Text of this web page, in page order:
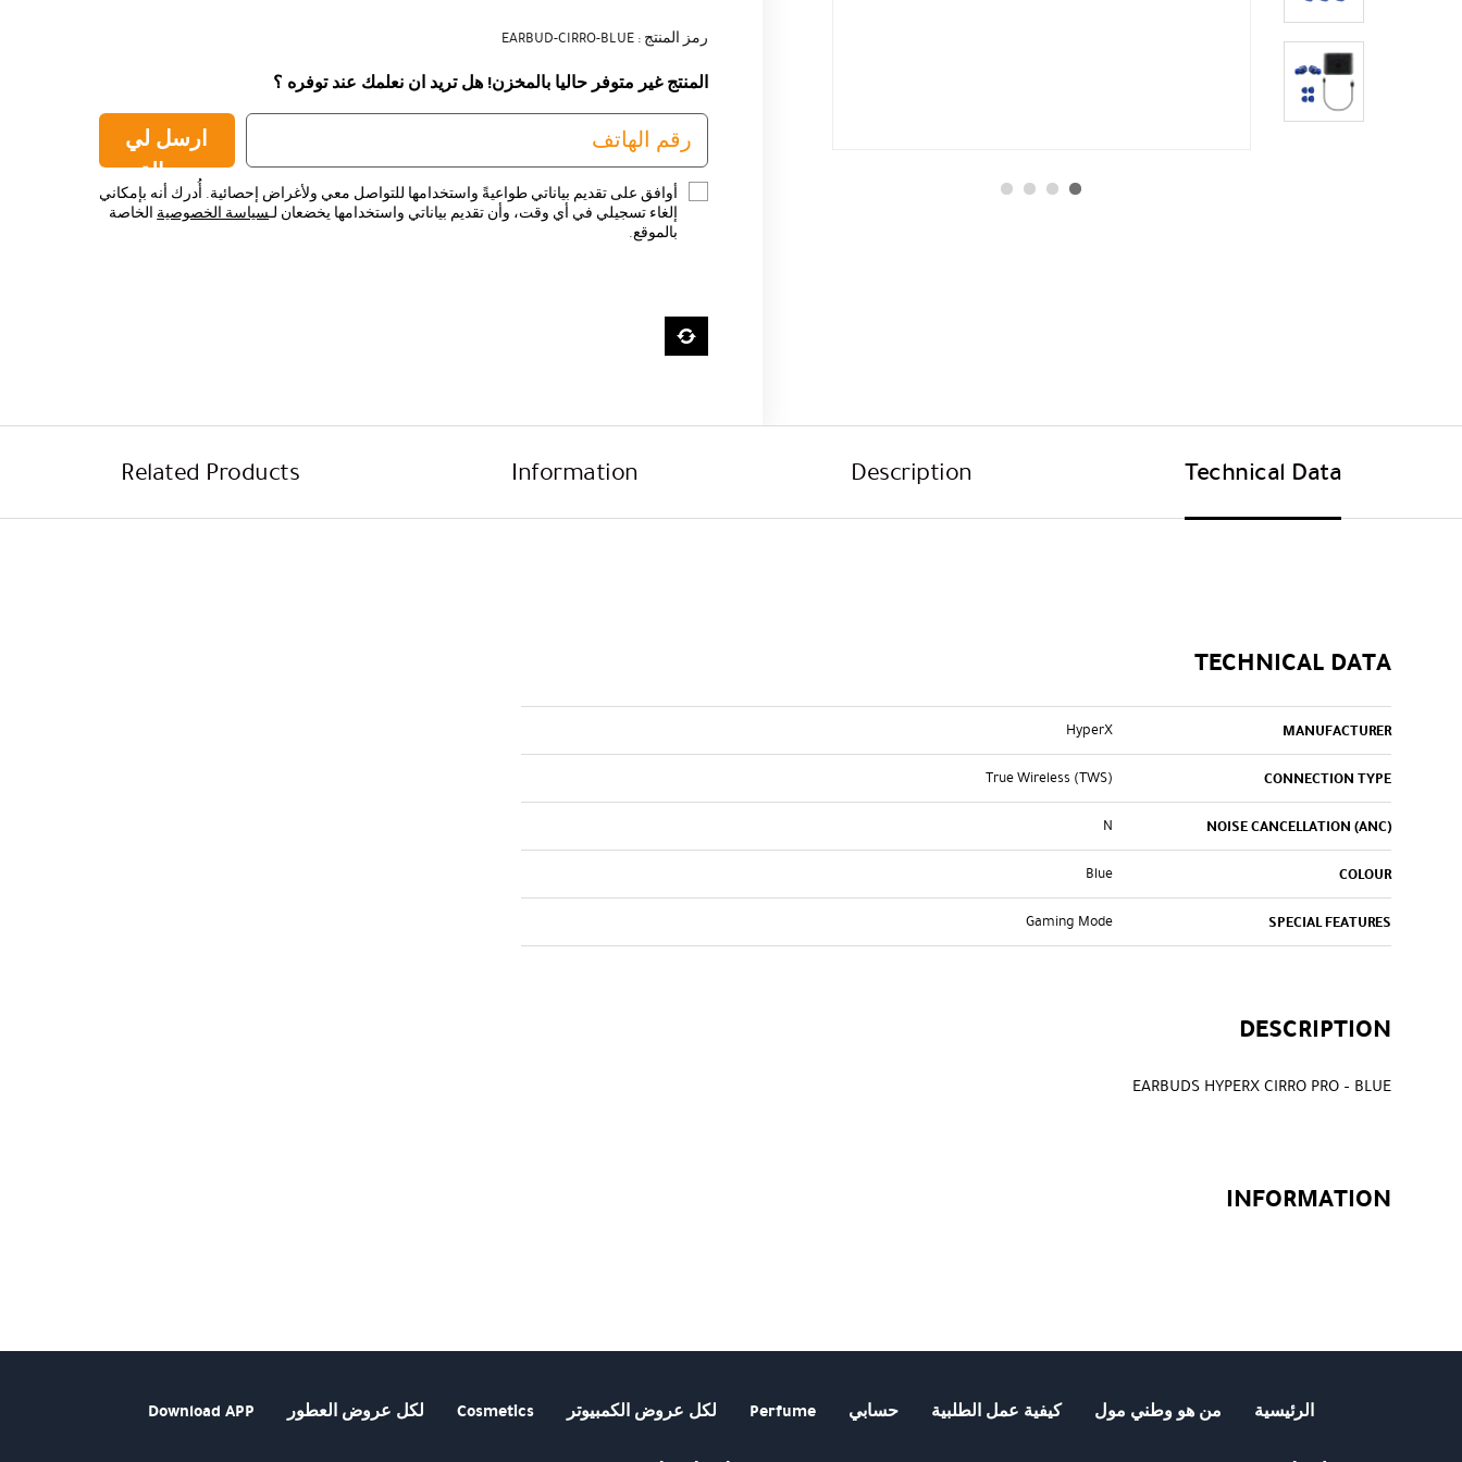
رمز المنتج : EARBUD-CIRRO-BLUE
المنتج غير متوفر حاليا بالمخزن! هل تريد ان نعلمك عند توفره ؟
ارسل لي
رسالة
أوافق على تقديم بياناتي طواعيةً واستخدامها للتواصل معي ولأغراض إحصائية. أُدرك أنه بإمكاني
إلغاء تسجيلي في أي وقت، وأن تقديم بياناتي واستخدامها يخضعان لـسياسة الخصوصيةالخاصة
بالموقع.
Technical Data
Description
Information
Related Products
TECHNICAL DATA
MANUFACTURER
HyperX
CONNECTION TYPE
True Wireless (TWS)
NOISE CANCELLATION (ANC)
N
COLOUR
Blue
SPECIAL FEATURES
Gaming Mode
DESCRIPTION
EARBUDS HYPERX CIRRO PRO – BLUE
INFORMATION
الرئيسية من هو وطني مول كيفية عمل الطلبية حسابي Perfume لكل عروض الكمبيوتر Cosmetics لكل عروض العطور Download APP